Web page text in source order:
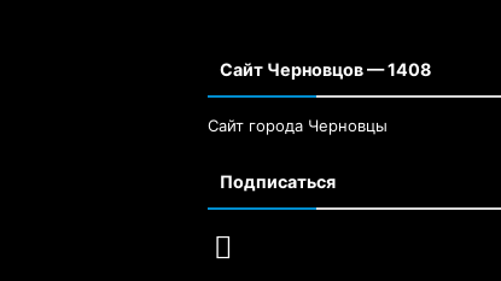
Сайт Черновцов — 1408
Сайт города Черновцы
Подписаться